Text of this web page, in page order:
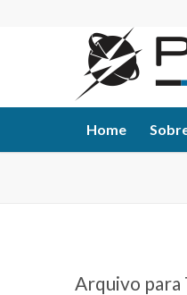
Home
Arquivo para